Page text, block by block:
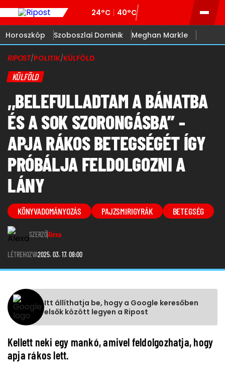
24°C 40°C
Horoszkóp Szoboszlai Dominik Meghan Markle
RIPOST/POLITIK/KÜLFÖLD
KÜLFÖLD
,,BELEFULLADTAM A BÁNATBA
ÉS A SOK SZORONGÁSBA” -
APJA RÁKOS BETEGSÉGÉT ÍGY
PRÓBÁLJA FELDOLGOZNI A
LÁNY
KÖNYVADOMÁNYOZÁS PAJZSMIRIGYRÁK BETEGSÉG
SZERZŐAlexa
LÉTREHOZVA2025. 03. 17. 08:00
Itt állíthatja be, hogy a Google keresőben
elsők között legyen a Ripost
Kellett neki egy mankó, amivel feldolgozhatja, hogy
apja rákos lett.